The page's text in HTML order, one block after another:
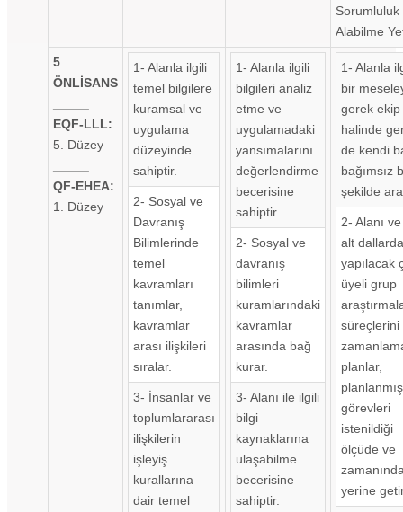
Sorumluluk
Alabilme
5
ÖNLİSANS
EQF-LLL:
5. Düzey
QF-EHEA:
1. Düzey
1- Alanla ilgili
temel bilgilere
kuramsal ve
uygulama
düzeyinde
sahiptir.
2- Sosyal ve
Davranış
Bilimlerinde
temel
kavramları
tanımlar,
kavramlar
arası ilişkileri
sıralar.
3- İnsanlar ve
toplumlararası
ilişkilerin
işleyiş
kurallarına
dair temel
1- Alanla ilgili
bilgileri analiz
etme ve
uygulamadaki
yansımalarını
değerlendirme
becerisine
sahiptir.
2- Sosyal ve
davranış
bilimleri
kuramlarındaki
kavramlar
arasında bağ
kurar.
3- Alanı ile ilgili
bilgi
kaynaklarına
ulaşabilme
becerisine
sahiptir.
1- Alanla
bir
gerek ekip
halinde
de kendi
bağımsız
şekilde
2- Alanı
alt dallarda
yapılacak
üyeli grup
süreçlerini
planlar,
planlanmış
görevleri
istenildiği
ölçüde ve
yerine